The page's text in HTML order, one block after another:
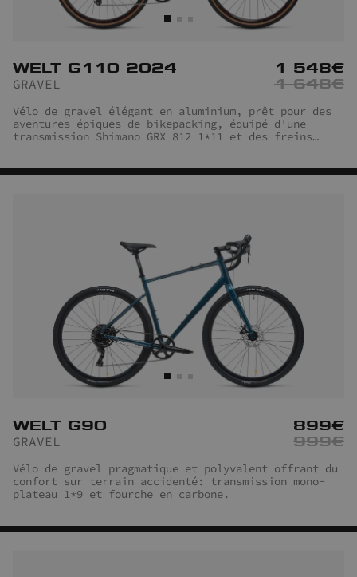
WELT G110 2024
GRAVEL
1 548€
1 648€
Vélo de gravel élégant en aluminium, prêt pour des
aventures épiques de bikepacking, équipé d'une
transmission Shimano GRX 812 1*11 et des freins
WELT G90
GRAVEL
899€
999€
Vélo de gravel pragmatique et polyvalent offrant du
confort sur terrain accidenté: transmission mono-
plateau 1*9 et fourche en carbone.